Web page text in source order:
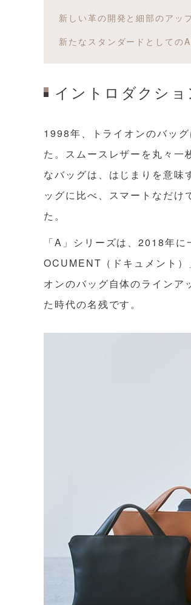
新しい革の開発と細部のアッ
新たなスタンダードとしての
イントロダクシ
1998年、トライオンのバッ
た。スムースレザーを丸々
なバッグは、はじまりを意
ッグに比べ、スマートなだ
た。
「A」シリーズは、2018年
OCUMENT（ドキュメント
オンのバッグ自体のライン
た時代の名残です。